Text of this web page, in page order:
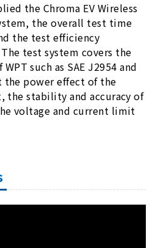
the Chroma EV Wireless
the overall test time
the test efficiency
test system covers the
such as SAE J2954 and
the power effect of the
the stability and accuracy of
voltage and current limit